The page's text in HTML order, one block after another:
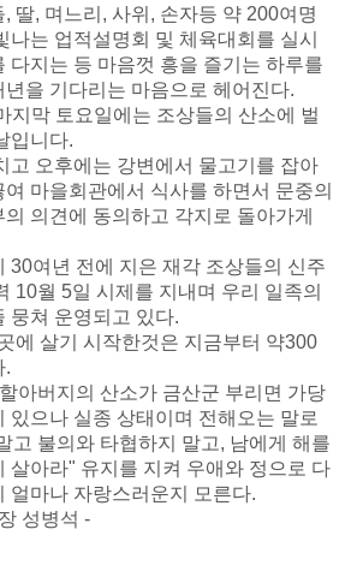
딸, 며느리, 사위, 손자등 약 200여명
나는 업적설명회 및 체육대회를 실시
다지는 등 마음껏 흥을 즐기는 하루를
년을 기다리는 마음으로 헤어진다.
지막 토요일에는 조상들의 산소에 벌
입니다.
고 오후에는 강변에서 물고기를 잡아
마을회관에서 식사를 하면서 문중의
의견에 동의하고 각지로 돌아가게
30여년 전에 지은 재각 조상들의 신주
10월 5일 시제를 지내며 우리 일족의
뭉쳐 운영되고 있다.
에 살기 시작한것은 지금부터 약300
.
아버지의 산소가 금산군 부리면 가당
있으나 실종 상태이며 전해오는 말로
고 불의와 타협하지 말고, 남에게 해를
살아라" 유지를 지켜 우애와 정으로 다
얼마나 자랑스러운지 모른다.
성병석 -